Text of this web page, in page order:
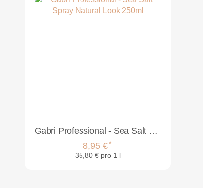
Gabri Professional - Sea Salt Spray Natural Look 250ml
8,95 €*
35,80 € pro 1 l